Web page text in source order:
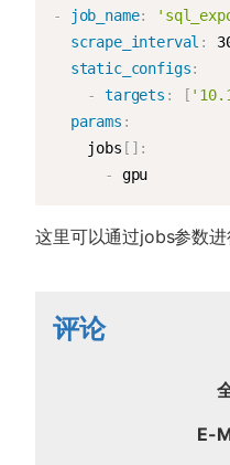
- job_name:
scrape_interval :
static_configs:
-
targets : [
params :
    jobs
[ ] :
-
gpu
这里可以通过jobs参数
评论
E-